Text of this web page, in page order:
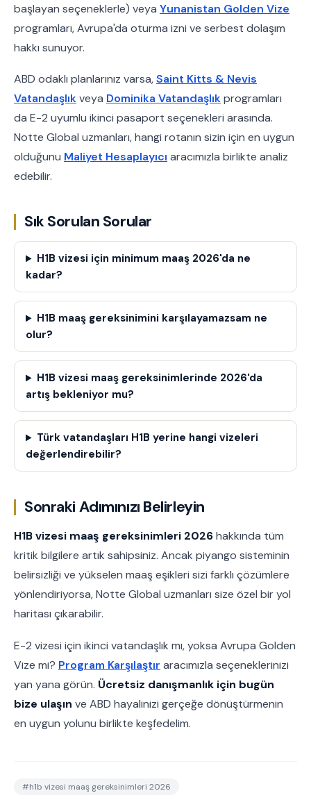
başlayan seçeneklerle) veya Yunanistan Golden Vize
programları, Avrupa'da oturma izni ve serbest dolaşım
hakkı sunuyor.
ABD odaklı planlarınız varsa,Saint Kitts & Nevis
Vatandaşlıkveya Dominika Vatandaşlıkprogramları
da E-2 uyumlu ikinci pasaport seçenekleri arasında.
Notte Global uzmanları, hangi rotanın sizin için en uygun
olduğunu Maliyet Hesaplayıcı aracımızla birlikte analiz
edebilir.
Sık Sorulan Sorular
H1B vizesi için minimum maaş 2026'da ne
kadar?
H1B maaş gereksinimini karşılayamazsam ne
olur?
H1B vizesi maaş gereksinimlerinde 2026'da
artış bekleniyor mu?
Türk vatandaşları H1B yerine hangi vizeleri
değerlendirebilir?
Sonraki Adımınızı Belirleyin
H1B vizesi maaş gereksinimleri 2026hakkında tüm
kritik bilgilere artık sahipsiniz. Ancak piyango sisteminin
belirsizliği ve yükselen maaş eşikleri sizi farklı çözümlere
yönlendiriyorsa, Notte Global uzmanları size özel bir yol
haritası çıkarabilir.
E-2 vizesi için ikinci vatandaşlık mı, yoksa Avrupa Golden
Vize mi? Program Karşılaştır aracımızla seçeneklerinizi
yan yana görün. Ücretsiz danışmanlık için bugün
bize ulaşın ve ABD hayalinizi gerçeğe dönüştürmenin
en uygun yolunu birlikte keşfedelim.
#h1b vizesi maaş gereksinimleri 2026